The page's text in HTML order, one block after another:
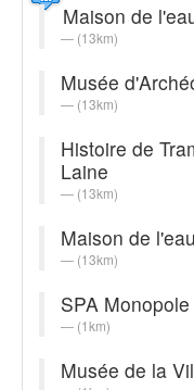
Maison de
(13km)
Musée
(13km)
Histoire de
Laine
(13km)
Maison de l'eau
(13km)
SPA Monopole
(1km)
Musée de la